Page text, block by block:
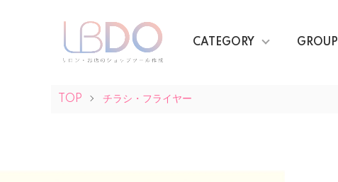
CATEGORY GROUP
TOP チラシ・フライヤー